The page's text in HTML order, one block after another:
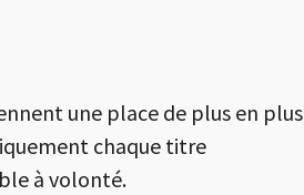
une place de plus en plus
chaque titre
à volonté.